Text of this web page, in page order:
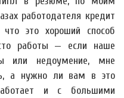
работодателя кредит
это хороший способ
работы — если наше
или недоумение, мне
а нужно ли вам в это
и с большими